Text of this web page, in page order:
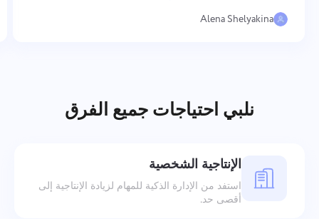
Alena Shelyakina
نلبي احتياجات جميع الفرق
الإنتاجية الشخصية
استفد من الإدارة الذكية للمهام لزيادة الإنتاجية إلى
أقصى حد.